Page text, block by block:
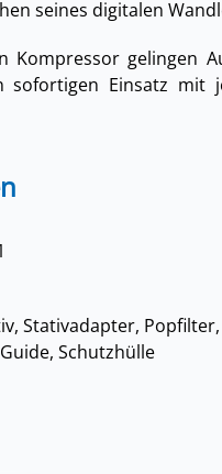
seines digitalen
Kompressor gelingen
sofortigen Einsatz mit
Stativadapter, Popfilter,
Schutzhülle